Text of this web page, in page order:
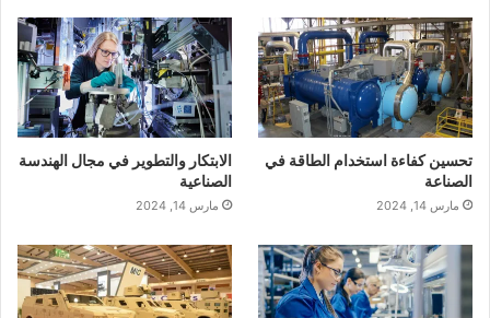
تحسين كفاءة استخدام الطاقة في
الصناعة
مارس 14, 2024
الابتكار والتطوير في مجال الهندسة
الصناعية
مارس 14, 2024